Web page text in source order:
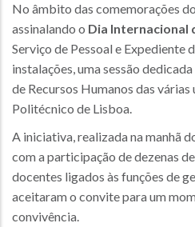
No âmbito das comemorações
assinalando o Dia Internacional
Serviço de Pessoal e Expediente
instalações, uma sessão
de Recursos Humanos das
Politécnico de Lisboa.
A iniciativa, realizada na manhã
com a participação de dezenas
docentes ligados às funções de
aceitaram o convite para um
convivência.